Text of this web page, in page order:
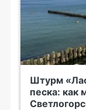
Штурм
песка: как